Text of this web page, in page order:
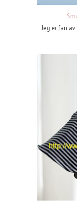
Jeg er fan